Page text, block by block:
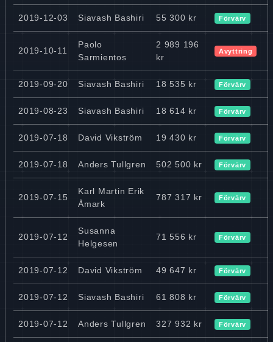
2019-12-03 Siavash Bashiri 55 300 kr Förvärv
2019-10-11
Paolo
Sarmientos
2 989 196
kr
Avyttring
2019-09-20 Siavash Bashiri 18 535 kr Förvärv
2019-08-23 Siavash Bashiri 18 614 kr Förvärv
2019-07-18 David Vikström 19 430 kr Förvärv
2019-07-18 Anders Tullgren 502 500 kr Förvärv
2019-07-15
Karl Martin Erik
Åmark
787 317 kr Förvärv
2019-07-12
Susanna
Helgesen
71 556 kr Förvärv
2019-07-12 David Vikström 49 647 kr Förvärv
2019-07-12 Siavash Bashiri 61 808 kr Förvärv
2019-07-12 Anders Tullgren 327 932 kr Förvärv